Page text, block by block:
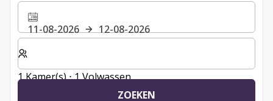
11-08-2026
12-08-2026
Selecteer het aantal kamers en gasten voor je verblijf
1 Kamer(s) ⋅ 1 Volwassen
ZOEKEN